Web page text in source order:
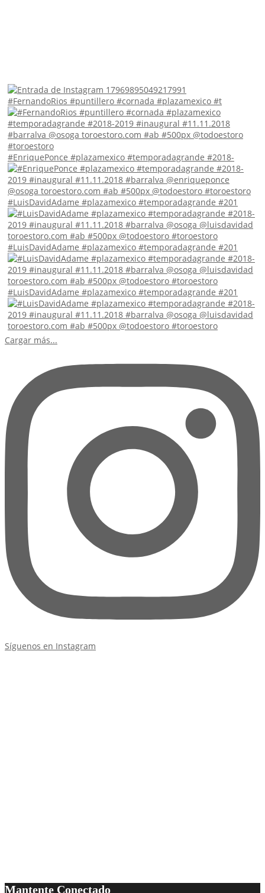
#FernandoRios #puntillero #cornada #plazamexico #t
#EnriquePonce #plazamexico #temporadagrande #2018-
#LuisDavidAdame #plazamexico #temporadagrande #201
#LuisDavidAdame #plazamexico #temporadagrande #201
#LuisDavidAdame #plazamexico #temporadagrande #201
Cargar más...
Síguenos en Instagram
Mantente Conectado